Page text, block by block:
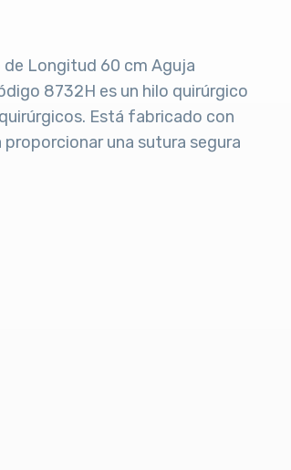
Longitud 60 cm Aguja
8732H es un hilo quirúrgico
Está fabricado con
una sutura segura